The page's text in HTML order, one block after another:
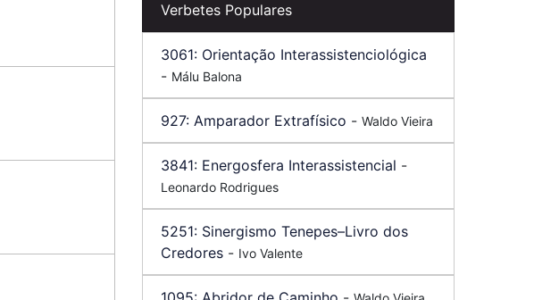
Verbetes Populares
3061: Orientação Interassistenciológica
- Málu Balona
927: Amparador Extrafísico - Waldo Vieira
3841: Energosfera Interassistencial -
Leonardo Rodrigues
5251: Sinergismo Tenepes–Livro dos
Credores - Ivo Valente